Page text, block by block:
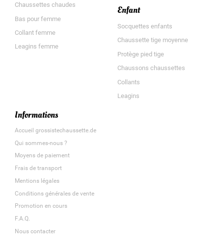
Chaussettes chaudes
Bas pour femme
Collant femme
Leagins femme
Enfant
Socquettes enfants
Chaussette tige moyenne
Protège pied tige
Chaussons chaussettes
Collants
Leagins
Informations
Accueil grossistechaussette.de
Qui sommes-nous ?
Moyens de paiement
Frais de transport
Mentions légales
Conditions générales de vente
Promotion en cours
F.A.Q.
Nous contacter